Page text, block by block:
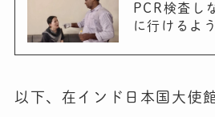
PCR検査し
に行けるよ
以下、在インド日本国大使